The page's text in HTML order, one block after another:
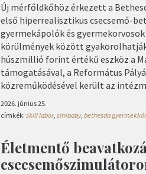
Új mérfőldkőhöz érkezett a
első hiperrealisztikus csecsemő-
gyermekápolók és
körülmények között
húszmillió forint értékű eszköz a
támogatásával, a Református
közreműködésével került az
2026. június 25.
címkék: skill labor, simbaby, bethesda
Életmentő